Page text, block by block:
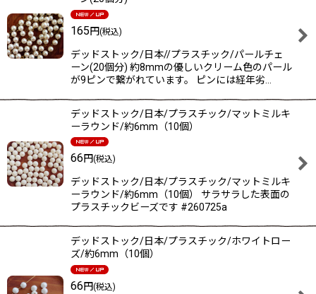
165円(税込)
デッドストック/日本//プラスチック/パールチェ
ーン(20個分) 約8mmの優しいクリーム色のパール
が9ピンで繋がれています。 ピンには経年劣…
デッドストック/日本/プラスチック/マットミルキ
ーラウンド/約6mm（10個）
66円(税込)
デッドストック/日本/プラスチック/マットミルキ
ーラウンド/約6mm（10個） サラサラした表面の
プラスチックビーズです #260725a
デッドストック/日本/プラスチック/ホワイトロー
ズ/約6mm（10個）
66円(税込)